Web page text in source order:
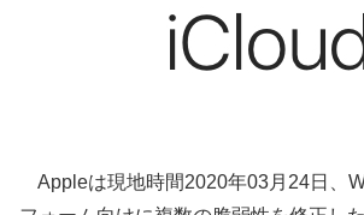
Appleは現地時間2020年03月24日、